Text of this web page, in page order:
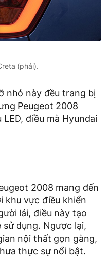
(phải).
nhỏ này đều trang bị
Peugeot 2008
điều mà Hyundai
2008 mang đến
khu vực điều khiển
lái, điều này tạo
dụng. Ngược lại,
nội thất gọn gàng,
thực sự nổi bật.